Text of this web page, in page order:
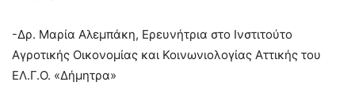
-Δρ. Μαρία Αλεμπάκη, Ερευνήτρια στο Ινστιτούτο
Αγροτικής Οικονομίας και Κοινωνιολογίας Αττικής του
ΕΛ.Γ.Ο. «Δήμητρα»